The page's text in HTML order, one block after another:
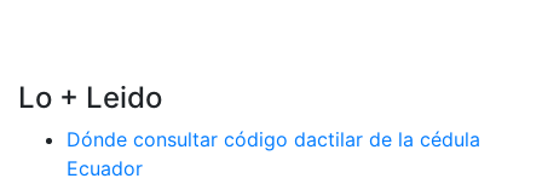
Lo + Leido
Dónde consultar código dactilar de la cédula
Ecuador